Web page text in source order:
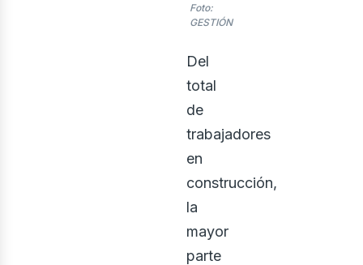
Foto:
GESTIÓN
Del
total
de
trabajadores
en
construcción,
la
mayor
parte